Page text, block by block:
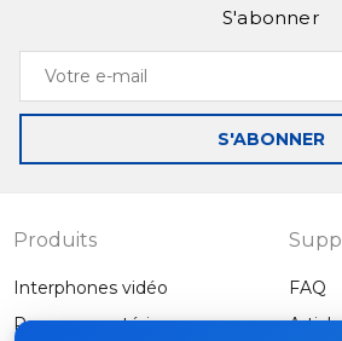
S'abonner
Votre
mail
S'ABONNER
Produits
Interphones vidéo
Panneaux extérieurs
FAQ